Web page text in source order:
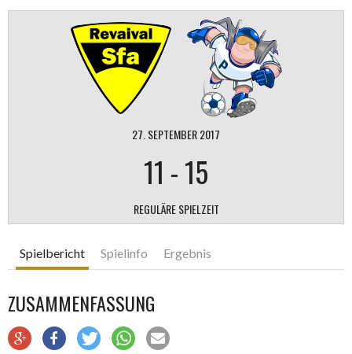
27. SEPTEMBER 2017
11 -15
REGULÄRE SPIELZEIT
Spielbericht Spielinfo Ergebnis
ZUSAMMENFASSUNG